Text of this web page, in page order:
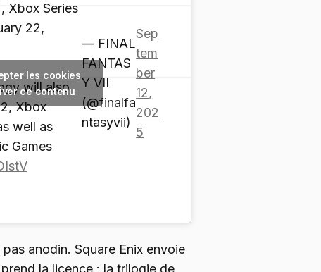
Xbox Series
22,
will also
Xbox
well as
Games
— FINAL
FANTAS
Y VII
(@finalfa
ntasyvii)
Sep
tem
ber
12,
202
5
les cookies
ce contenu
anodin. Square Enix envoie
la licence : la trilogie de